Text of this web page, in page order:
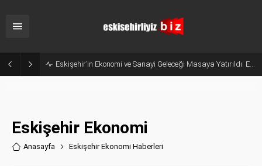
Belçika’dan Eskişehir’e Ticaret Köprüsü: Belediye Başkanı Emir Kır MÜSİAD’ı Ziyaret Etti
Eskişehir Ekonomi
Anasayfa Eskişehir Ekonomi Haberleri